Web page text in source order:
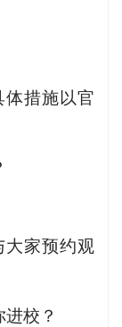
措施以官
大家预约观
校？